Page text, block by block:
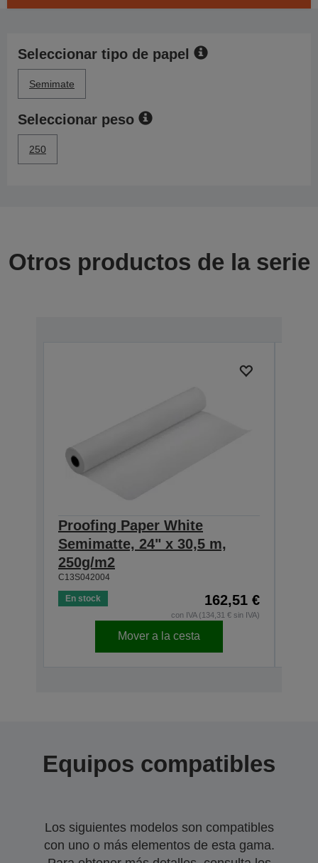
Seleccionar tipo de papel
Semimate
Seleccionar peso
250
Otros productos de la serie
Proofing Paper White
Semimatte, 24" x 30,5 m,
250g/m2
C13S042004
En stock 162,51 €
con IVA (134,31 € sin IVA)
Mover a la cesta
Equipos compatibles
Los siguientes modelos son compatibles
con uno o más elementos de esta gama.